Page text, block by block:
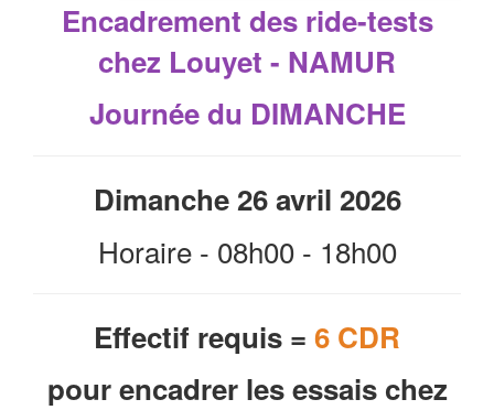
Encadrement des ride-tests
chez Louyet - NAMUR
Journée du DIMANCHE
Dimanche 26 avril 2026
Horaire - 08h00 - 18h00
Effectif requis = 6 CDR
pour encadrer les essais chez